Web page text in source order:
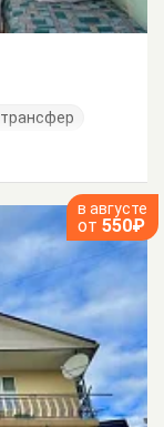
в августе
от 550₽